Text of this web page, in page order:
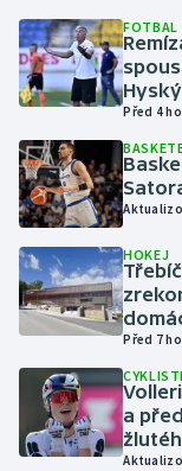
Jezdectví
Judo
Krasobruslení
Lezení
Lyže a snowboard
Moderní pětiboj
Motorsport
Olympijské hry
FOTBAL
Hyský
Před 4
HOKEJ
Před 7
a